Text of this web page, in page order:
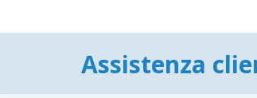
Assistenza